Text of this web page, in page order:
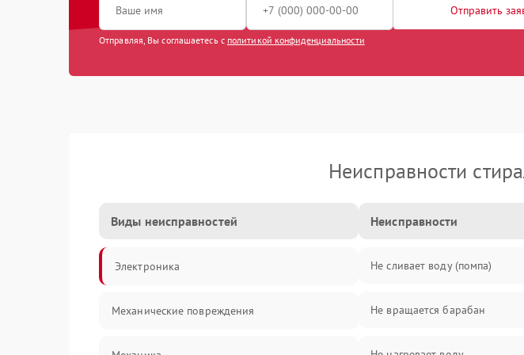
Отправить
Отправляя, Вы соглашаетесь с политикой конфиденциальности
Неисправности
Виды неисправностей
Электроника
Механические повреждения
Неисправности
Не сливает воду (помпа)
Не вращается барабан